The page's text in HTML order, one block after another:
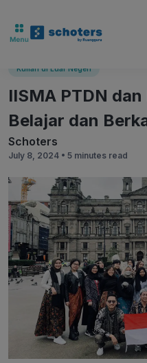
Kuliah di Luar Negeri
IISMA PTDN
Belajar dan
Schoters
July 8, 2024 • 5 minutes read